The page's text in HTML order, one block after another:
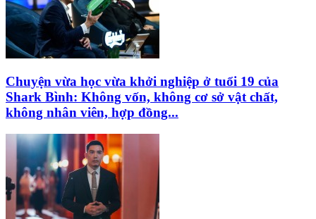
Chuyện vừa học vừa khởi nghiệp ở tuổi 19 của
Shark Bình: Không vốn, không cơ sở vật chất,
không nhân viên, hợp đồng...